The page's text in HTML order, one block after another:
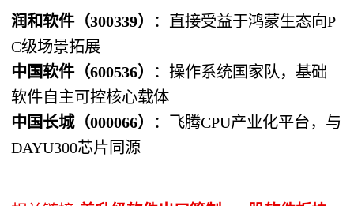
润和软件（300339）​
​：直接受益于鸿蒙生态向P
C级场景拓展
中国软件（600536）​
​：操作系统国家队，基础
软件自主可控核心载体
中国长城（000066）​
​：飞腾CPU产业化平台，与
DAYU300芯片同源